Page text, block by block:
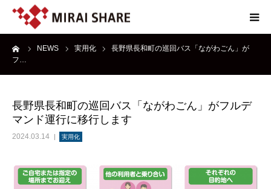
NEWS 実用化
長野県長和町の巡回バス「ながわごん」が
フ…
長野県長和町の巡回バス「ながわごん」がフルデ
マンド運行に移行します
2024.03.14 実用化
NEWS
SERVICE